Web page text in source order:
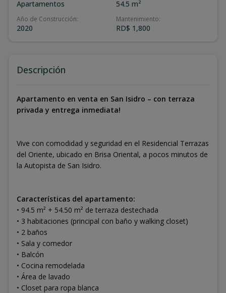
Apartamentos 54.5 m²
Año de Construcción:
2020
Mantenimiento:
RD$ 1,800
Descripción
Apartamento en venta en San Isidro – con terraza
privada y entrega inmediata!
Vive con comodidad y seguridad en el Residencial Terrazas
del Oriente, ubicado en Brisa Oriental, a pocos minutos de
la Autopista de San Isidro.
Características del apartamento:
• 94.5 m² + 54.50 m² de terraza destechada
• 3 habitaciones (principal con baño y walking closet)
• 2 baños
• Sala y comedor
• Balcón
• Cocina remodelada
• Área de lavado
• Closet para ropa blanca